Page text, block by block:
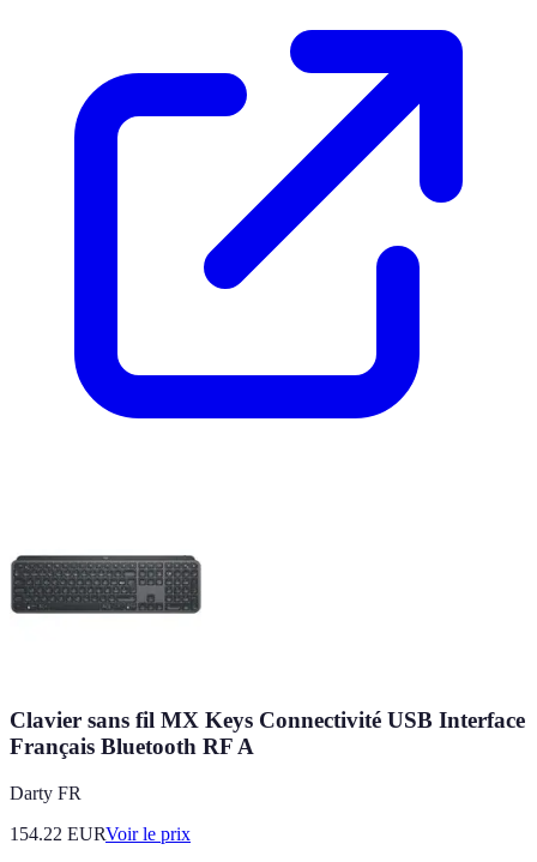
Clavier sans fil MX Keys Connectivité USB Interface
Français Bluetooth RF A
Darty FR
154.22 EURVoir le prix